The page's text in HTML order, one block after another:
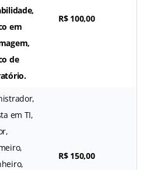
em
de
R$ 100,00
em TI,
R$ 150,00